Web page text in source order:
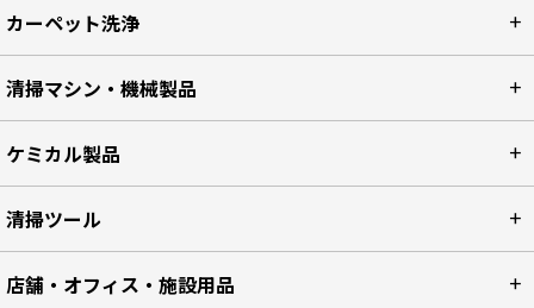
カーペット洗浄
清掃マシン・機械製品
ケミカル製品
清掃ツール
店舗・オフィス・施設用品